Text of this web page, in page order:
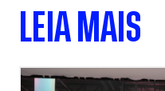
LEIA MAIS